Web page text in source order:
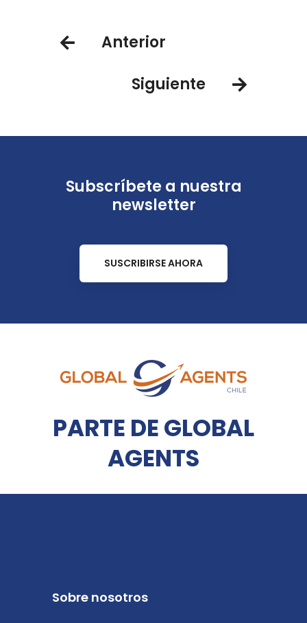
Anterior
Siguiente
Subscríbete a nuestra
newsletter
SUSCRIBIRSE AHORA
PARTE DE GLOBAL
AGENTS
Sobre nosotros